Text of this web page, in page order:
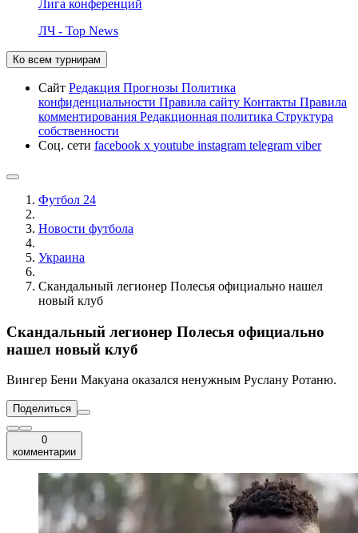
Лига конференций
ЛЧ - Top News
Ко всем турнирам
Сайт Редакция Прогнозы Политика
конфиденциальности Правила сайту Контакты Правила
комментирования Редакционная политика Структура
собственности
Соц. сети facebook x youtube instagram telegram viber
Футбол 24
Новости футбола
Украина
Скандальный легионер Полесья официально нашел
новый клуб
Скандальный легионер Полесья официально
нашел новый клуб
Вингер Бени Макуана оказался ненужным Руслану Ротаню.
Поделиться
0
комментарии